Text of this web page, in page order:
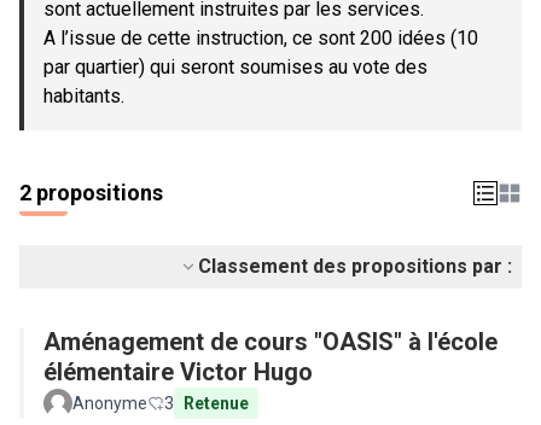
sont actuellement instruites par les services.
A l’issue de cette instruction, ce sont 200 idées (10
par quartier) qui seront soumises au vote des
habitants.
2 propositions
Classement des propositions par :
Aménagement de cours "OASIS" à l'école
élémentaire Victor Hugo
Anonyme 3 Retenue